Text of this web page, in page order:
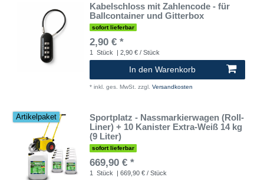
Kabelschloss mit Zahlencode - für
Ballcontainer und Gitterbox
sofort lieferbar
2,90 € *
1 Stück | 2,90 € / Stück
In den Warenkorb
* inkl. ges. MwSt. zzgl. Versandkosten
Artikelpaket
Sportplatz - Nassmarkierwagen (Roll-
Liner) + 10 Kanister Extra-Weiß 14 kg
(9 Liter)
sofort lieferbar
669,90 € *
1 Stück | 669,90 € / Stück